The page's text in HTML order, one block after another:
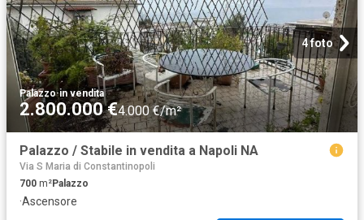
4 foto
Palazzo·in vendita
2.800.000 €4.000 €/m²
Palazzo / Stabile in vendita a Napoli NA
Via S Maria di Constantinopoli
700 m²Palazzo
·Ascensore